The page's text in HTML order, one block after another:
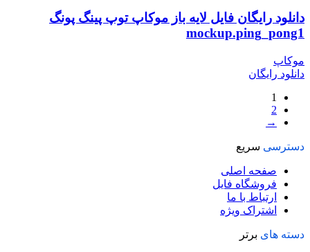
دانلود رایگان فایل لایه باز موکاپ توپ پینگ پونگ
mockup.ping_pong1
موکاپ
دانلود رایگان
1
2
→
دسترسی سریع
صفحه اصلی
فروشگاه فایل
ارتباط با ما
اشتراک ویژه
دسته های برتر